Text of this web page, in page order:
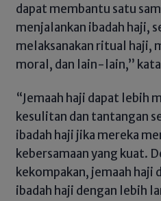
dapat membantu satu
menjalankan ibadah haji,
melaksanakan ritual haji,
moral, dan lain-lain,”
“Jemaah haji dapat lebih
kesulitan dan tantangan
ibadah haji jika mereka
kebersamaan yang kuat.
kekompakan, jemaah haji
ibadah haji dengan lebih